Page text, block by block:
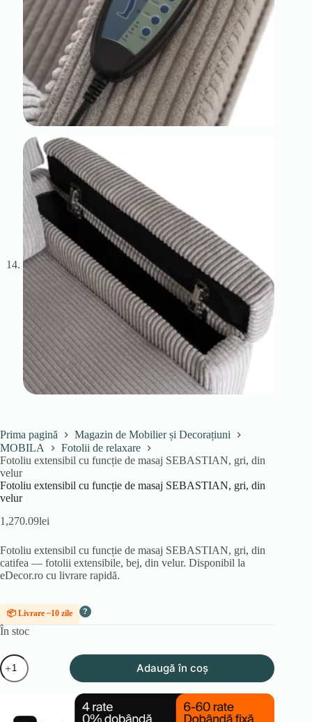
Prima pagină
Magazin de Mobilier și Decorațiuni
MOBILA
Fotolii de relaxare
Fotoliu extensibil cu funcție de masaj SEBASTIAN, gri, din
velur
Fotoliu extensibil cu funcție de masaj SEBASTIAN, gri, din
velur
1,270.09lei
Fotoliu extensibil cu funcție de masaj SEBASTIAN, gri, din
catifea — fotolii extensibile, bej, din velur. Disponibil la
eDecor.ro cu livrare rapidă.
📦 Livrare ~10 zile ?
În stoc
Cantitate
Fotoliu
extensibil
Adaugă în coș